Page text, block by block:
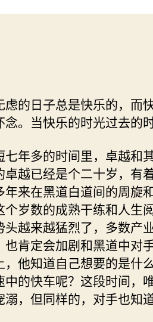
日子总是快乐的，而
。当快乐的时光过去的
多的时间里，卓越和
卓越已经是个二十岁，有
年来在黑道白道间的周旋
个岁数的成熟干练和人生
头越来越猛烈了，多数产
也肯定会加剧和黑道中对
，他知道自己想要的是什
中的快车呢？这段时间，
，但同样的，对手也知